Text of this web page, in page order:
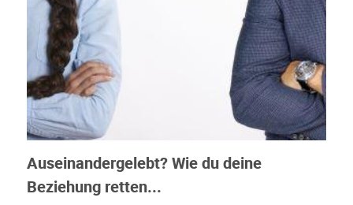
Auseinandergelebt? Wie du deine
Beziehung retten...